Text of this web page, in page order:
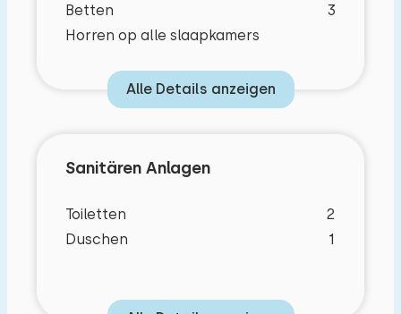
Betten
3
Horren op alle slaapkamers
Alle Details anzeigen
Sanitären Anlagen
Toiletten
2
Duschen
1